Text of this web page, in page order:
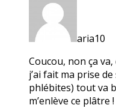
aria10
Coucou, non ça
j’ai fait ma prise
phlébites) tout va
m’enlève ce plâtre !